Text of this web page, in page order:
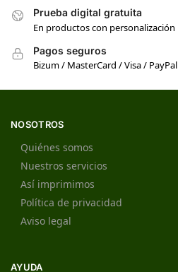
Prueba digital gratuita
En productos con personalización
Pagos seguros
Bizum / MasterCard / Visa / PayPal
NOSOTROS
Quiénes somos
Nuestros servicios
Así imprimimos
Política de privacidad
Aviso legal
AYUDA